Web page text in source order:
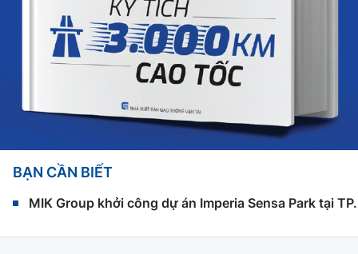
BẠN CẦN BIẾT
MIK Group khởi công dự án Imperia Sensa Park tại